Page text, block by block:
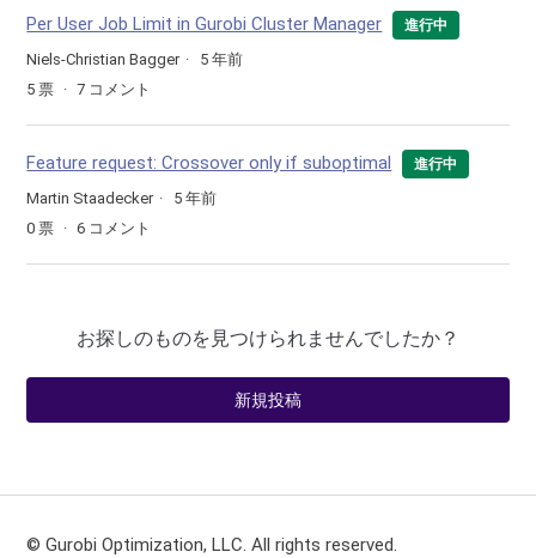
Per User Job Limit in Gurobi Cluster Manager 進行中
Niels-Christian Bagger
5 年前
5 票 7 コメント
Feature request: Crossover only if suboptimal 進行中
Martin Staadecker
5 年前
0 票 6 コメント
お探しのものを見つけられませんでしたか？
新規投稿
© Gurobi Optimization, LLC. All rights reserved.